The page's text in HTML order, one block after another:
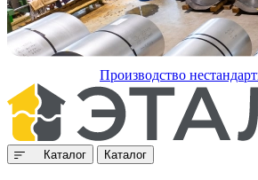
Производство
Каталог Каталог